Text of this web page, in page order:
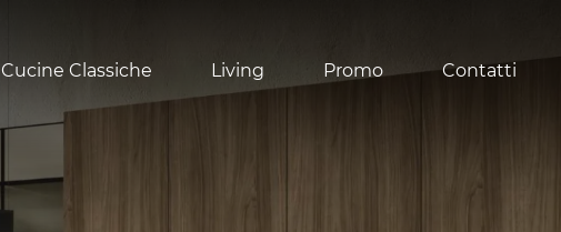
Cucine Classiche Living Promo Contatti